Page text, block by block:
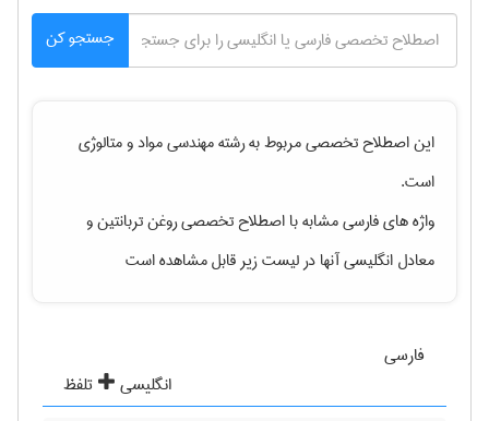
جستجو کن
این اصطلاح تخصصی مربوط به رشتهمهندسی مواد و متالوژی
است.
واژه های فارسی مشابه با اصطلاح تخصصیروغن تربانتینو
معادل انگلیسی آنها در لیست زیر قابل مشاهده است
فارسی
انگلیسی
تلفظ